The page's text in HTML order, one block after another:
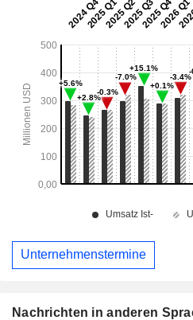
Nachrichten in anderen
Unternehmenstermine